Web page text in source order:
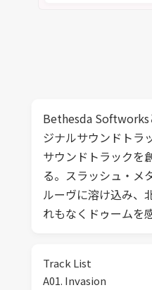
Bethesda Softworks
ジナルサウンドトラ
サウンドトラックを
る。スラッシュ・メ
ルーヴに溶け込み、
れもなくドゥームを
Track List
A01. Invasion